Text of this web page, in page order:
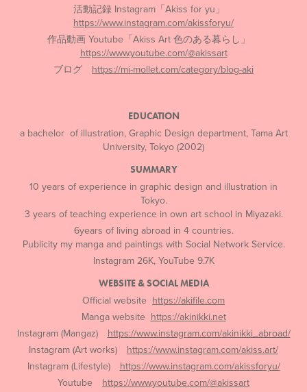
活動記録 Instagram「Akiss for yu」
https://www.instagram.com/akissforyu/
作品動画 Youtube「Akiss Art 色のある暮らし」
https://www.youtube.com/@akissart
ブログ https://mi-mollet.com/category/blog-aki
EDUCATION
a bachelor of illustration, Graphic Design department, Tama Art
University, Tokyo (2002)
SUMMARY
10 years of experience in graphic design and illustration in
Tokyo.
3 years of teaching experience in own art school in Miyazaki.
6years of living abroad in 4 countries.
Publicity my manga and paintings with Social Network Service.
Instagram 26K, YouTube 9.7K
WEBSITE & SOCIAL MEDIA
Official website https://akifile.com
Manga website https://akinikki.net
Instagram (Mangaz) https://www.instagram.com/akinikki_abroad/
Instagram (Art works) https://www.instagram.com/akiss.art/
Instagram (Lifestyle) https://www.instagram.com/akissforyu/
Youtube https://www.youtube.com/@akissart